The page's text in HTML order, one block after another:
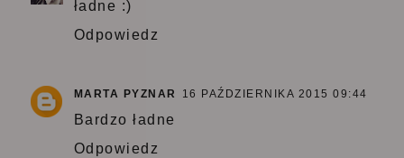
ładne :)
Odpowiedz
MARTA PYZNAR 16 PAŹDZIERNIKA 2015 09:44
Bardzo ładne
Odpowiedz